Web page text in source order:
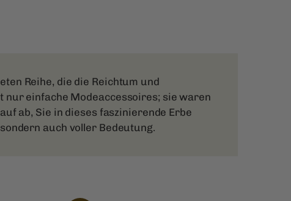
Reihe, die die Reichtum und
einfache Modeaccessoires; sie waren
ab, Sie in dieses faszinierende Erbe
auch voller Bedeutung.